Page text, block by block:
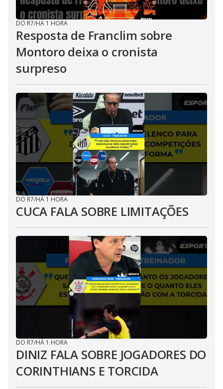
DO R7/HÁ 1 HORA
Resposta de Franclim sobre
Montoro deixa o cronista
surpreso
DO R7/HÁ 1 HORA
CUCA FALA SOBRE LIMITAÇÕES
DO R7/HÁ 1 HORA
DINIZ FALA SOBRE JOGADORES DO
CORINTHIANS E TORCIDA